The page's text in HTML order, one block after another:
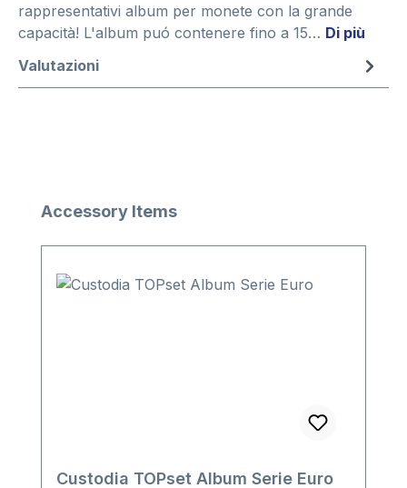
rappresentativi album per monete con la grande
capacità! L'album puó contenere fino a 15… Di più
Valutazioni
Salta la galleria dei prodotti
Accessory Items
Custodia TOPset Album Serie Euro